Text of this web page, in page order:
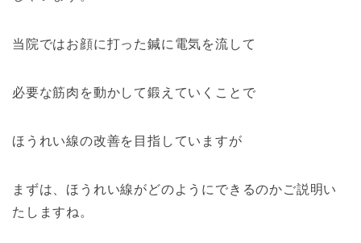
当院ではお顔に打った鍼に電気を流して
必要な筋肉を動かして鍛えていくことで
ほうれい線の改善を目指していますが
まずは、ほうれい線がどのようにできるのかご説明い
たしますね。